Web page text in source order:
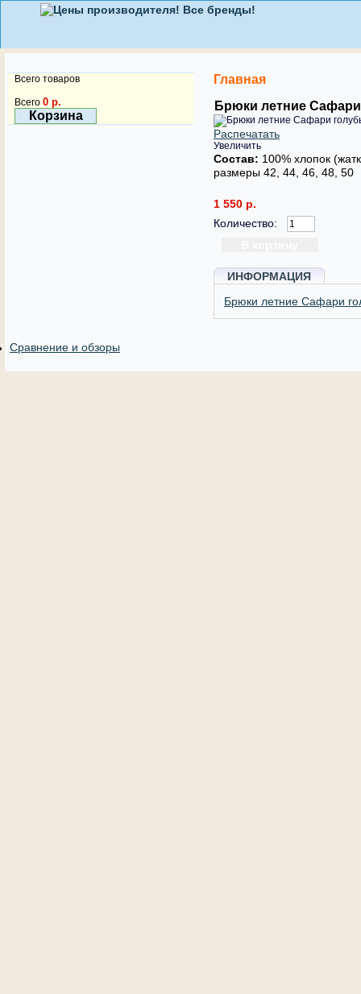
Всего товаров
Всего 0 р.
Корзина
Главная
Брюки летние
Распечатать
Увеличить
Состав: 100% хлопок
размеры 42, 44, 46, 48, 50
1 550 р.
Количество:
ИНФОРМАЦИЯ
Брюки летние Сафари
Сравнение и обзоры